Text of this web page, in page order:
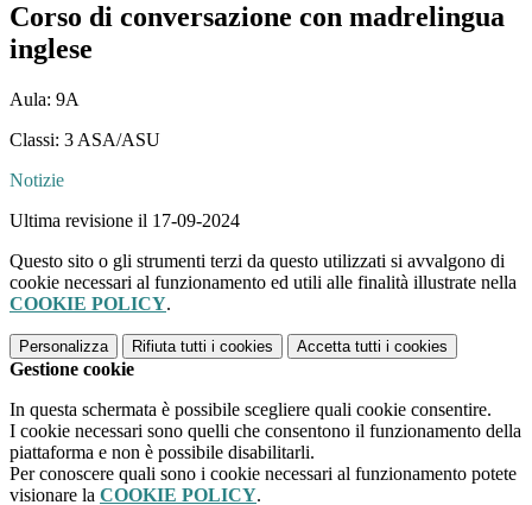
Corso di conversazione con madrelingua
inglese
Aula: 9A
Classi: 3 ASA/ASU
Notizie
Ultima revisione il 17-09-2024
Questo sito o gli strumenti terzi da questo utilizzati si avvalgono di
cookie necessari al funzionamento ed utili alle finalità illustrate nella
COOKIE POLICY.
Personalizza Rifiuta tutti i cookies Accetta tutti i cookies
Gestione cookie
In questa schermata è possibile scegliere quali cookie consentire.
I cookie necessari sono quelli che consentono il funzionamento della
piattaforma e non è possibile disabilitarli.
Per conoscere quali sono i cookie necessari al funzionamento potete
visionare la COOKIE POLICY.